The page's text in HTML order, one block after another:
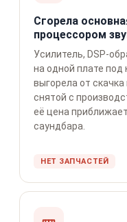
Сгорела
процессором
Усилитель, DSP-
на одной плате под
выгорела от
снятой с
её цена
саундбара.
НЕТ ЗАПЧАСТЕЙ